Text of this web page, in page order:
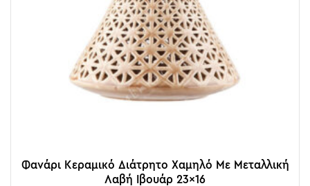
Φανάρι Κεραμικό Διάτρητο Χαμηλό Με Μεταλλική
Λαβή Ιβουάρ 23×16